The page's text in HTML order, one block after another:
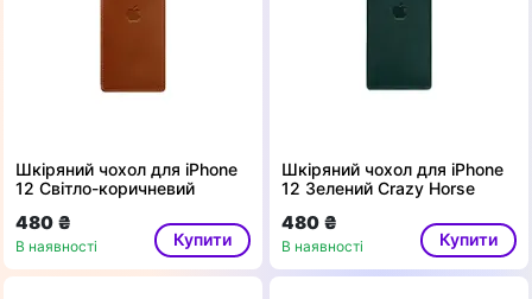
Шкіряний чохол для iPhone
12 Світло-коричневий
480 ₴
В наявності Купити
Шкіряний чохол для iPhone
12 Зелений Crazy Horse
480 ₴
В наявності Купити